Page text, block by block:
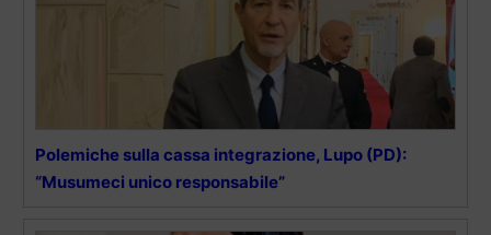
Polemiche sulla cassa integrazione, Lupo (PD):
“Musumeci unico responsabile”